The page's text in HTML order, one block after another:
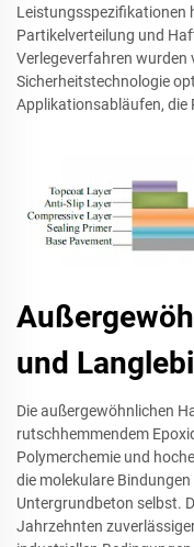
Leistungsspezifikationen
Partikelverteilung und
Verlegeverfahren wurden
Sicherheitstechnologie
Applikationsabläufen, die
und
Die außergewöhnlichen
rutschhemmendem
Polymerchemie und
die molekulare
Untergrundbeton selbst.
Jahrzehnten